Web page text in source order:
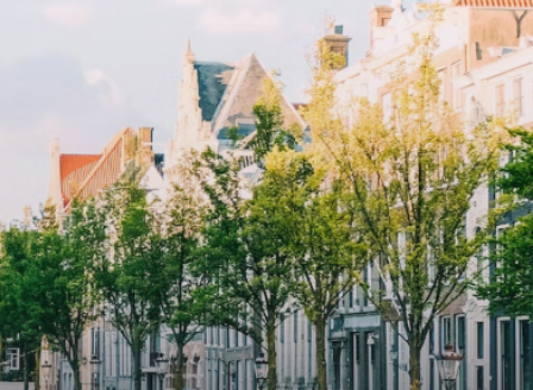
spaces.The building incorporates
solar panels to generate energy
supply. The windows have solar
control glazing, and the apartments
have climate control driven by a
thermal energy storage system.
Underfloor heating and cooling
contribute to a healthy indoor
environment. The atriums' seasonal
green walls provide natural summer
cooling, improved air quality and
acoustics, and are specially